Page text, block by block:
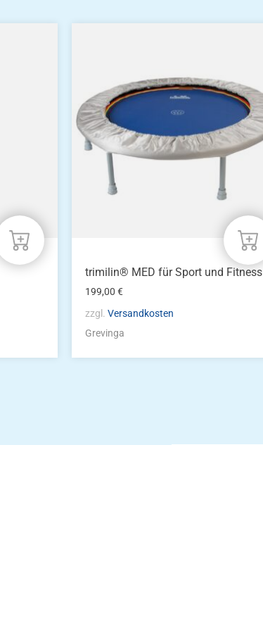
trimilin® MED für Sport und Fitness
199,00€
zzgl.Versandkosten
Grevinga